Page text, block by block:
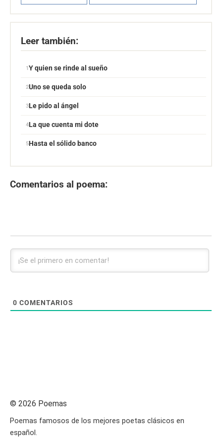
Leer también:
Y quien se rinde al sueño
Uno se queda solo
Le pido al ángel
La que cuenta mi dote
Hasta el sólido banco
Comentarios al poema:
0 COMENTARIOS
© 2026 Poemas
Poemas famosos de los mejores poetas clásicos en
español.